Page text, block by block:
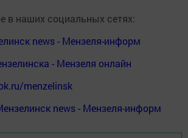
в наших социальных сетях:
news - Мензеля-информ
- Мензеля онлайн
menzelinsk
news - Мензеля-информ